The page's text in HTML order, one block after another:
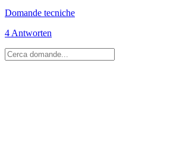
Domande tecniche
4 Antworten